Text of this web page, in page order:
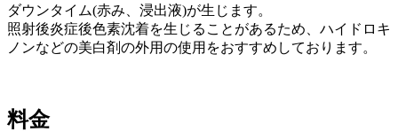
ダウンタイム(赤み、浸出液)が生じます。
照射後炎症後色素沈着を生じることがあるため、ハイドロキ
ノンなどの美白剤の外用の使用をおすすめしております。
料金